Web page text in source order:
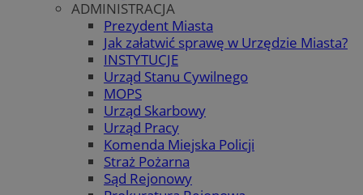
ADMINISTRACJA
Prezydent Miasta
Jak załatwić sprawę w Urzędzie Miasta?
INSTYTUCJE
Urząd Stanu Cywilnego
MOPS
Urząd Skarbowy
Urząd Pracy
Komenda Miejska Policji
Straż Pożarna
Sąd Rejonowy